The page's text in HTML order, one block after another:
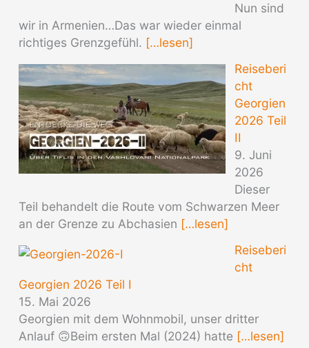
Nun sind
wir in Armenien…Das war wieder einmal
richtiges Grenzgefühl. […lesen]
Reiseberi
cht
Georgien
2026 Teil
II
9. Juni
2026
Dieser
Teil behandelt die Route vom Schwarzen Meer
an der Grenze zu Abchasien […lesen]
Reiseberi
cht
Georgien 2026 Teil I
15. Mai 2026
Georgien mit dem Wohnmobil, unser dritter
Anlauf 🙃Beim ersten Mal (2024) hatte […lesen]